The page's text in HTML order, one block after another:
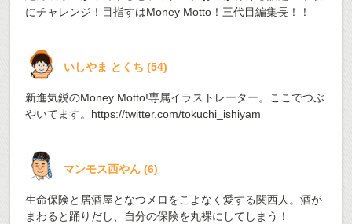
にチャレンジ！目指すはMoney Motto！三代目編集長！！
いしやま とくち(54)
新進気鋭のMoney Motto!専属イラストレーター。ここでつぶ
やいてます。 https://twitter.com/tokuchi_ishiyam
マンモス西やん(6)
生命保険と居酒屋となつメロをこよなく愛する関西人。酒が
まわると踊りだし、自分の保険を丸裸にしてしまう！